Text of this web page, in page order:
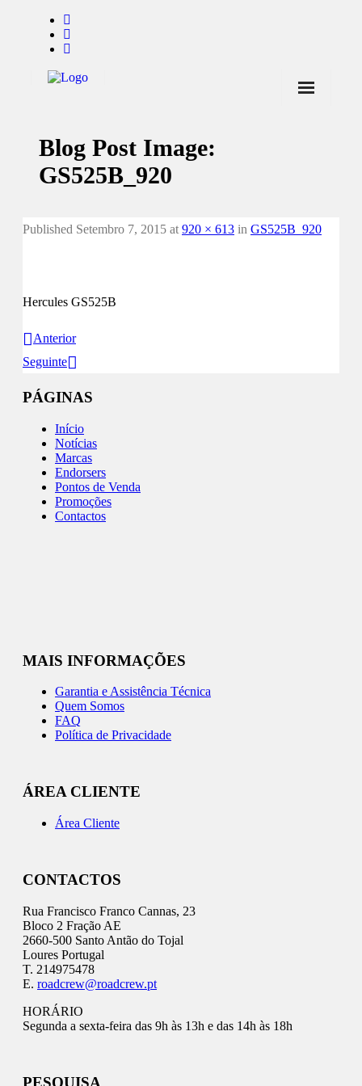
Notícias
Marcas
Contactos
Blog Post Image:
GS525B_920
Published Setembro 7, 2015 at 920 × 613 in GS525B_920
Hercules GS525B
Anterior
Seguinte
PÁGINAS
Início
Notícias
Marcas
Endorsers
Pontos de Venda
Promoções
Contactos
MAIS INFORMAÇÕES
Garantia e Assistência Técnica
Quem Somos
FAQ
Política de Privacidade
ÁREA CLIENTE
Área Cliente
CONTACTOS
Rua Francisco Franco Cannas, 23
Bloco 2 Fração AE
2660-500 Santo Antão do Tojal
Loures Portugal
T. 214975478
E. roadcrew@roadcrew.pt
HORÁRIO
Segunda a sexta-feira das 9h às 13h e das 14h às 18h
PESQUISA